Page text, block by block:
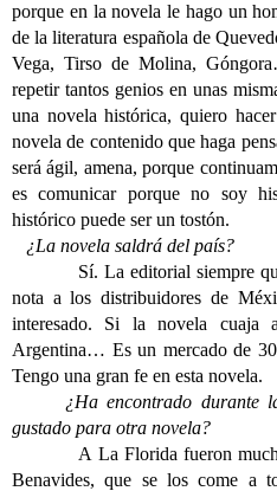
porque en la novela le hago un
de la literatura española de
Vega, Tirso de Molina,
repetir tantos genios en unas
una novela histórica, quiero
novela de contenido que haga
será ágil, amena, porque
es comunicar porque no soy
histórico puede ser un tostón.
¿La novela saldrá del país?
Sí. La editorial siempre que
nota a los distribuidores de
interesado. Si la novela cuaja
Argentina… Es un mercado de
Tengo una gran fe en esta novela.
¿Ha encontrado durante
gustado para otra novela?
A La Florida fueron muchos
Benavides, que se los come a